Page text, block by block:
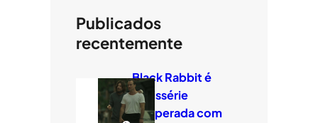
Publicados
recentemente
Black Rabbit é
minissérie
temperada com